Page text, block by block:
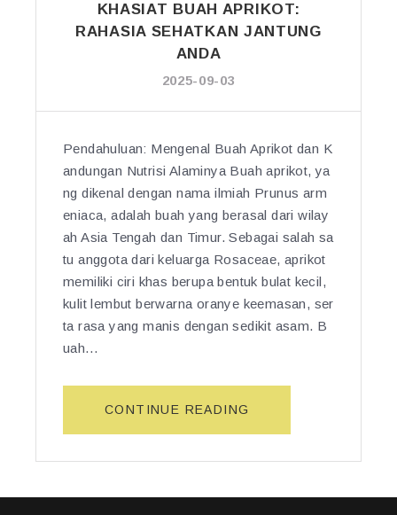
KHASIAT BUAH APRIKOT:
RAHASIA SEHATKAN JANTUNG
ANDA
2025-09-03
Pendahuluan: Mengenal Buah Aprikot dan K
andungan Nutrisi Alaminya Buah aprikot, ya
ng dikenal dengan nama ilmiah Prunus arm
eniaca, adalah buah yang berasal dari wilay
ah Asia Tengah dan Timur. Sebagai salah sa
tu anggota dari keluarga Rosaceae, aprikot
memiliki ciri khas berupa bentuk bulat kecil,
kulit lembut berwarna oranye keemasan, ser
ta rasa yang manis dengan sedikit asam. B
uah…
CONTINUE READING